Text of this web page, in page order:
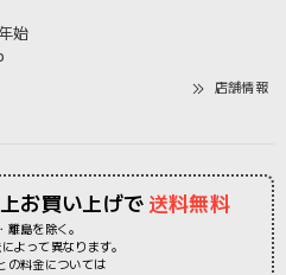
始
店舗情報
お買い上げで 送料無料
離島を除く。
よって異なります。
の料金については